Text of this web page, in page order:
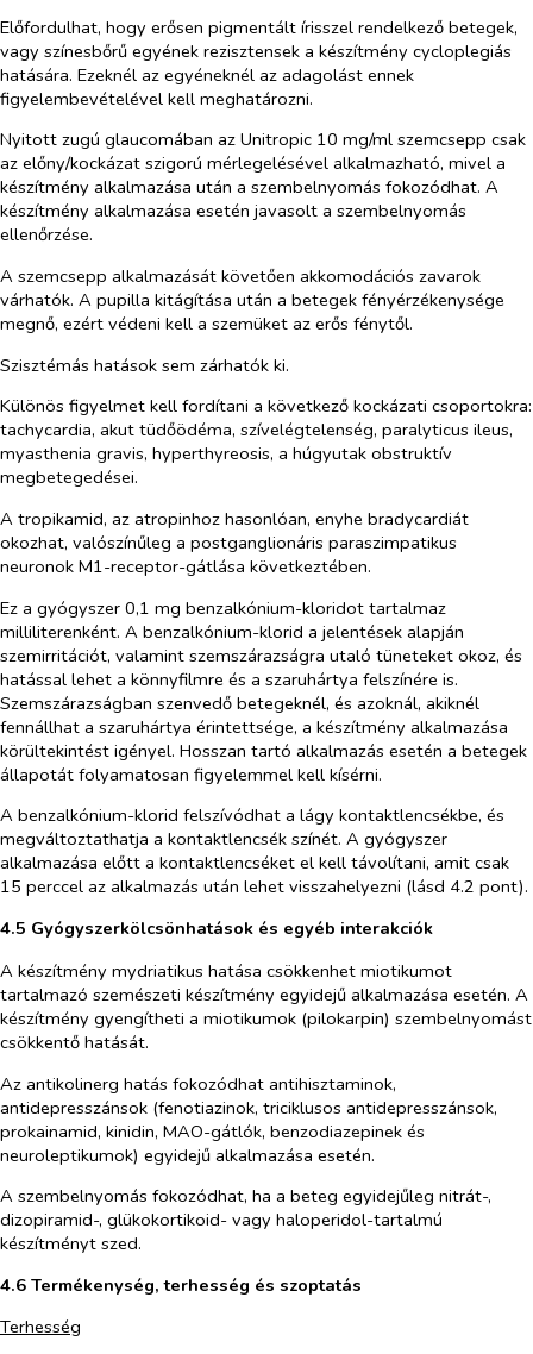
Előfordulhat, hogy erősen pigmentált írisszel rendelkező betegek,
vagy színesbőrű egyének rezisztensek a készítmény cycloplegiás
hatására. Ezeknél az egyéneknél az adagolást ennek
figyelembevételével kell meghatározni.
Nyitott zugú glaucomában az Unitropic 10 mg/ml szemcsepp csak
az előny/kockázat szigorú mérlegelésével alkalmazható, mivel a
készítmény alkalmazása után a szembelnyomás fokozódhat. A
készítmény alkalmazása esetén javasolt a szembelnyomás
ellenőrzése.
A szemcsepp alkalmazását követően akkomodációs zavarok
várhatók. A pupilla kitágítása után a betegek fényérzékenysége
megnő, ezért védeni kell a szemüket az erős fénytől.
Szisztémás hatások sem zárhatók ki.
Különös figyelmet kell fordítani a következő kockázati csoportokra:
tachycardia, akut tüdőödéma, szívelégtelenség, paralyticus ileus,
myasthenia gravis, hyperthyreosis, a húgyutak obstruktív
megbetegedései.
A tropikamid, az atropinhoz hasonlóan, enyhe bradycardiát
okozhat, valószínűleg a postganglionáris paraszimpatikus
neuronok M1-receptor-gátlása következtében.
Ez a gyógyszer 0,1 mg benzalkónium-kloridot tartalmaz
milliliterenként. A benzalkónium-klorid a jelentések alapján
szemirritációt, valamint szemszárazságra utaló tüneteket okoz, és
hatással lehet a könnyfilmre és a szaruhártya felszínére is.
Szemszárazságban szenvedő betegeknél, és azoknál, akiknél
fennállhat a szaruhártya érintettsége, a készítmény alkalmazása
körültekintést igényel. Hosszan tartó alkalmazás esetén a betegek
állapotát folyamatosan figyelemmel kell kísérni.
A benzalkónium-klorid felszívódhat a lágy kontaktlencsékbe, és
megváltoztathatja a kontaktlencsék színét. A gyógyszer
alkalmazása előtt a kontaktlencséket el kell távolítani, amit csak
15 perccel az alkalmazás után lehet visszahelyezni (lásd 4.2 pont).
4.5 Gyógyszerkölcsönhatások és egyéb interakciók
A készítmény mydriatikus hatása csökkenhet miotikumot
tartalmazó szemészeti készítmény egyidejű alkalmazása esetén. A
készítmény gyengítheti a miotikumok (pilokarpin) szembelnyomást
csökkentő hatását.
Az antikolinerg hatás fokozódhat antihisztaminok,
antidepresszánsok (fenotiazinok, triciklusos antidepresszánsok,
prokainamid, kinidin, MAO-gátlók, benzodiazepinek és
neuroleptikumok) egyidejű alkalmazása esetén.
A szembelnyomás fokozódhat, ha a beteg egyidejűleg nitrát-,
dizopiramid-, glükokortikoid- vagy haloperidol-tartalmú
készítményt szed.
4.6 Termékenység, terhesség és szoptatás
Terhesség